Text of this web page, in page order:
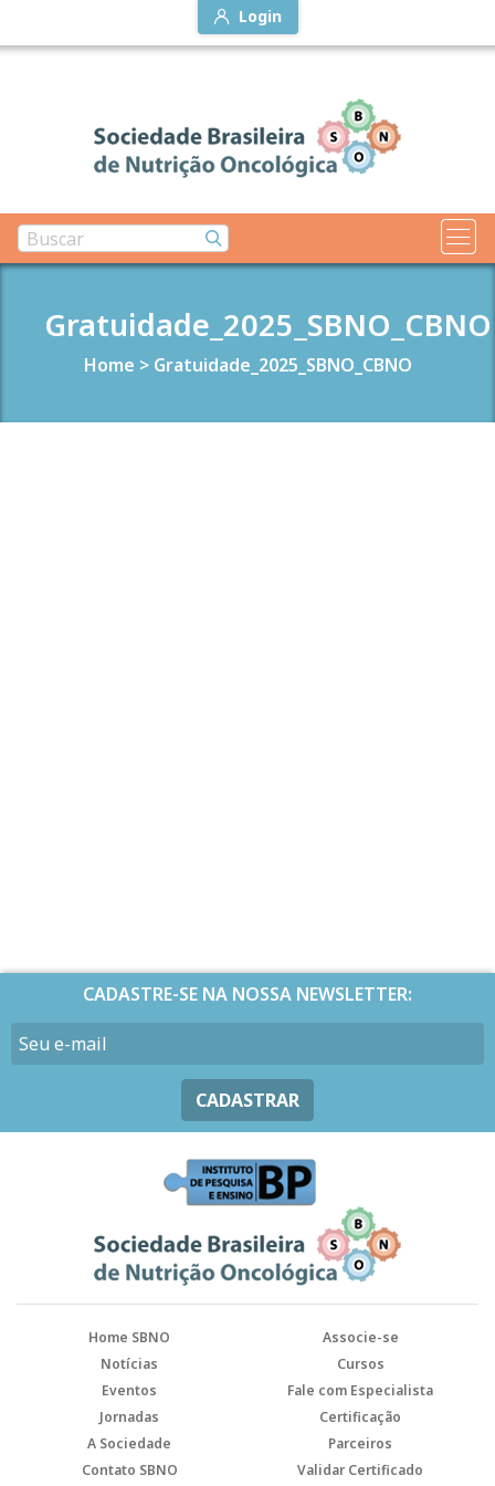
Login
Gratuidade_2025_SBNO_CBNO
Home > Gratuidade_2025_SBNO_CBNO
CADASTRE-SE NA NOSSA NEWSLETTER:
CADASTRAR
Home SBNO
Associe-se
Notícias
Cursos
Eventos
Fale com Especialista
Jornadas
Certificação
A Sociedade
Parceiros
Contato SBNO
Validar Certificado